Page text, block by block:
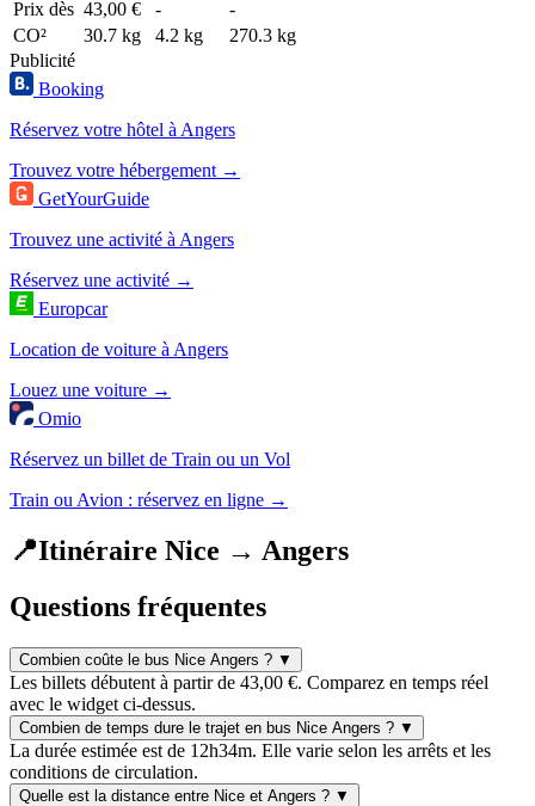
Prix dès 43,00 € -
-
CO²
30.7 kg 4.2 kg
270.3 kg
Publicité
Booking
Réservez votre hôtel à Angers
Trouvez votre hébergement →
GetYourGuide
Trouvez une activité à Angers
Réservez une activité →
Europcar
Location de voiture à Angers
Louez une voiture →
Omio
Réservez un billet de Train ou un Vol
Train ou Avion : réservez en ligne →
📍Itinéraire Nice → Angers
Questions fréquentes
Combien coûte le bus Nice Angers ? ▼
Les billets débutent à partir de 43,00 €. Comparez en temps réel
avec le widget ci-dessus.
Combien de temps dure le trajet en bus Nice Angers ? ▼
La durée estimée est de 12h34m. Elle varie selon les arrêts et les
conditions de circulation.
Quelle est la distance entre Nice et Angers ? ▼